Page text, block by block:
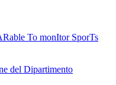
To monItor SporTs
del Dipartimento